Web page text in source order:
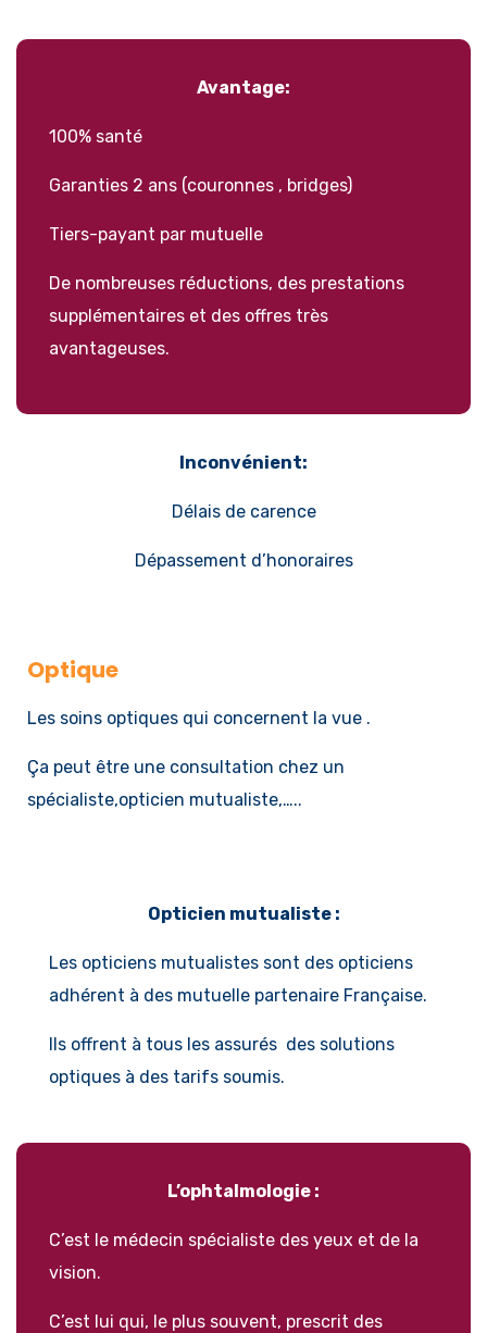
Avantage:
100% santé
Garanties 2 ans (couronnes , bridges)
Tiers-payant par mutuelle
De nombreuses réductions, des prestations
supplémentaires et des offres très
avantageuses.
Inconvénient:
Délais de carence
Dépassement d’honoraires
Optique
Les soins optiques qui concernent la vue .
Ça peut être une consultation chez un
spécialiste,opticien mutualiste,…..
Opticien mutualiste :
Les opticiens mutualistes sont des opticiens
adhérent à des mutuelle partenaire Française.
Ils offrent à tous les assurés des solutions
optiques à des tarifs soumis.
L’ophtalmologie :
C’est le médecin spécialiste des yeux et de la
vision.
C’est lui qui, le plus souvent, prescrit des